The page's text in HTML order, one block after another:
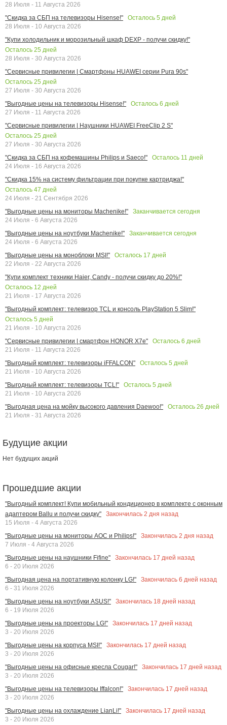
28 Июля - 11 Августа 2026
"Скидка за СБП на телевизоры Hisense!"
Осталось 5 дней
28 Июля - 10 Августа 2026
"Купи холодильник и морозильный шкаф DEXP - получи скидку!"
Осталось 25 дней
28 Июля - 30 Августа 2026
"Сервисные привилегии | Смартфоны HUAWEI серии Pura 90s"
Осталось 25 дней
27 Июля - 30 Августа 2026
"Выгодные цены на телевизоры Hisense!"
Осталось 6 дней
27 Июля - 11 Августа 2026
"Сервисные привилегии | Наушники HUAWEI FreeClip 2 S"
Осталось 25 дней
27 Июля - 30 Августа 2026
"Скидка за СБП на кофемашины Philips и Saeco!"
Осталось 11 дней
24 Июля - 16 Августа 2026
"Скидка 15% на систему фильтрации при покупке картриджа!"
Осталось 47 дней
24 Июля - 21 Сентября 2026
"Выгодные цены на мониторы Machenike!"
Заканчивается сегодня
24 Июля - 6 Августа 2026
"Выгодные цены на ноутбуки Machenike!"
Заканчивается сегодня
24 Июля - 6 Августа 2026
"Выгодные цены на моноблоки MSI!"
Осталось 17 дней
22 Июля - 22 Августа 2026
"Купи комплект техники Haier, Candy - получи скидку до 20%!"
Осталось 12 дней
21 Июля - 17 Августа 2026
"Выгодный комплект: телевизор TCL и консоль PlayStation 5 Slim!"
Осталось 5 дней
21 Июля - 10 Августа 2026
"Сервисные привилегии | смартфон HONOR X7e"
Осталось 6 дней
21 Июля - 11 Августа 2026
"Выгодный комплект: телевизоры iFFALCON"
Осталось 5 дней
21 Июля - 10 Августа 2026
"Выгодный комплект: телевизоры TCL!"
Осталось 5 дней
21 Июля - 10 Августа 2026
"Выгодная цена на мойку высокого давления Daewoo!"
Осталось 26 дней
21 Июля - 31 Августа 2026
Будущие акции
Нет будущих акций
Прошедшие акции
"Выгодный комплект! Купи мобильный кондиционер в комплекте с оконным
адаптером Ballu и получи скидку"
Закончилась 2 дня назад
15 Июля - 4 Августа 2026
"Выгодные цены на мониторы AOC и Philips!"
Закончилась 2 дня назад
7 Июля - 4 Августа 2026
"Выгодные цены на наушники Fifine"
Закончилась 17 дней назад
6 - 20 Июля 2026
"Выгодная цена на портативную колонку LG!"
Закончилась 6 дней назад
6 - 31 Июля 2026
"Выгодные цены на ноутбуки ASUS!"
Закончилась 18 дней назад
6 - 19 Июля 2026
"Выгодные цены на проекторы LG!"
Закончилась 17 дней назад
3 - 20 Июля 2026
"Выгодные цены на корпуса MSI!"
Закончилась 17 дней назад
3 - 20 Июля 2026
"Выгодные цены на офисные кресла Cougar!"
Закончилась 17 дней назад
3 - 20 Июля 2026
"Выгодные цены на телевизоры Iffalcon!"
Закончилась 17 дней назад
3 - 20 Июля 2026
"Выгодные цены на охлаждение LianLi!"
Закончилась 17 дней назад
3 - 20 Июля 2026